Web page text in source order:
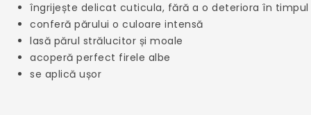
îngrijește delicat cuticula, fără a o deteriora în timpul
conferă părului o culoare intensă
lasă părul strălucitor și moale
acoperă perfect firele albe
se aplică ușor